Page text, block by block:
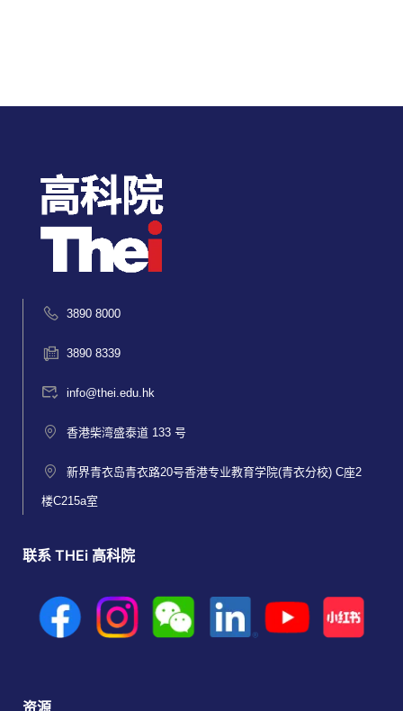
3890 8000
3890 8339
info@thei.edu.hk
香港柴湾盛泰道 133 号
新界青衣岛青衣路20号香港专业教育学院(青衣分校) C座2
楼C215a室
联系 THEi 高科院
资源